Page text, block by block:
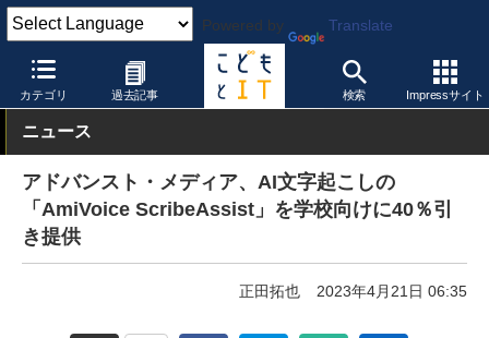
Powered by Translate
カテゴリ 過去記事 検索 Impressサイト
こどもとIT トピック 先生の働き方改革
ニュース
アドバンスト・メディア、AI文字起こしの
「AmiVoice ScribeAssist」を学校向けに40％引
き提供
正田拓也 2023年4月21日 06:35